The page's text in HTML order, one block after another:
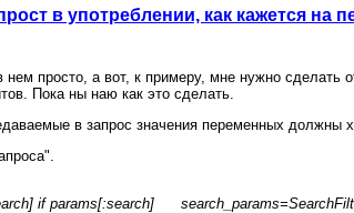
в употреблении, как кажется на
нем просто, а вот, к примеру, мне нужно
Пока ны наю как это сделать.
в запрос значения переменных
if params[:search]